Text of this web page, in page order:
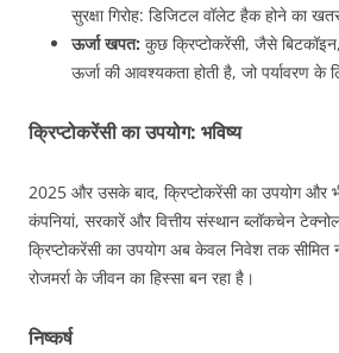
सुरक्षा गिरोह: डिजिटल वॉलेट हैक होने का
ऊर्जा खपत: कुछ क्रिप्टोकरेंसी, जैसे
ऊर्जा की आवश्यकता होती है, जो पर्यावरण के
क्रिप्टोकरेंसी का उपयोग: भविष्य
2025 और उसके बाद, क्रिप्टोकरेंसी का उपयोग और
कंपनियां, सरकारें और वित्तीय संस्थान ब्लॉकचेन
क्रिप्टोकरेंसी का उपयोग अब केवल निवेश तक सीमित
रोजमर्रा के जीवन का हिस्सा बन रहा है।
निष्कर्ष